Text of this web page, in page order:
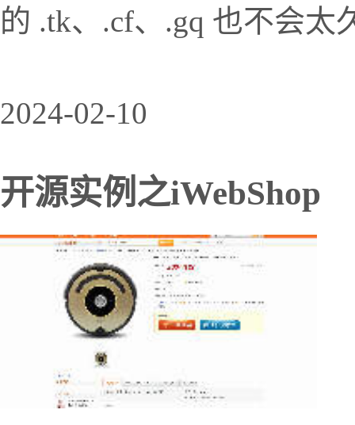
的 .tk、.cf、.gq 也不会太
2024-02-10
开源实例之iWebShop